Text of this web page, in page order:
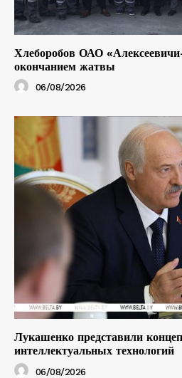
Хлеборобов ОАО
окончанием жатвы
06/08/2026
Лукашенко представили
интеллектуальных технологий
06/08/2026